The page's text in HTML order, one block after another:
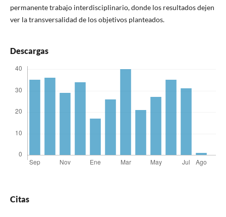
permanente trabajo interdisciplinario, donde los resultados dejen
ver la transversalidad de los objetivos planteados.
Descargas
Citas